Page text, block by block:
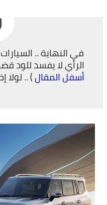
في النهاية ..
الرأي لا يفسد للود
أسفل المقال) .. لولا